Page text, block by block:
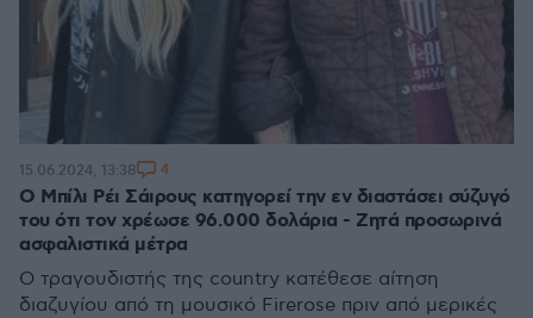
Ο Mπίλι Ρέι Σάιρους κατηγορεί την εν διαστάσει σύζυγό
του ότι τον χρέωσε 96.000 δολάρια - Ζητά προσωρινά
ασφαλιστικά μέτρα
Ο τραγουδιστής της country κατέθεσε αίτηση
διαζυγίου από τη μουσικό Firerose πριν από μερικές
15.06.2024, 13:38 4